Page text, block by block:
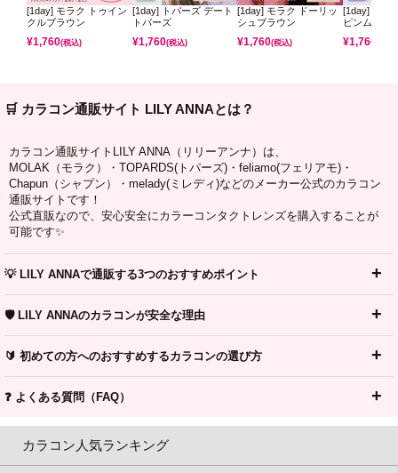
[1day] モラク トゥイン
クルブラウン
¥1,760(税込)
[1day] トパーズ デート
トパーズ
¥1,760(税込)
[1day] モラク ドーリッ
シュブラウン
¥1,760(税込)
[1day] ミレ
ピンムーン
¥1,760
🛒 カラコン通販サイト LILY ANNAとは？
カラコン通販サイトLILY ANNA（リリーアンナ）は、
MOLAK（モラク）・TOPARDS(トパーズ)・feliamo(フェリアモ)・
Chapun（シャプン）・melady(ミレディ)などのメーカー公式のカラコン
通販サイトです！
公式直販なので、安心安全にカラーコンタクトレンズを購入することが
可能です✨
💡 LILY ANNAで通販する3つのおすすめポイント
🛡️ LILY ANNAのカラコンが安全な理由
🔰 初めての方へのおすすめするカラコンの選び方
❓ よくある質問（FAQ）
カラコン人気ランキング